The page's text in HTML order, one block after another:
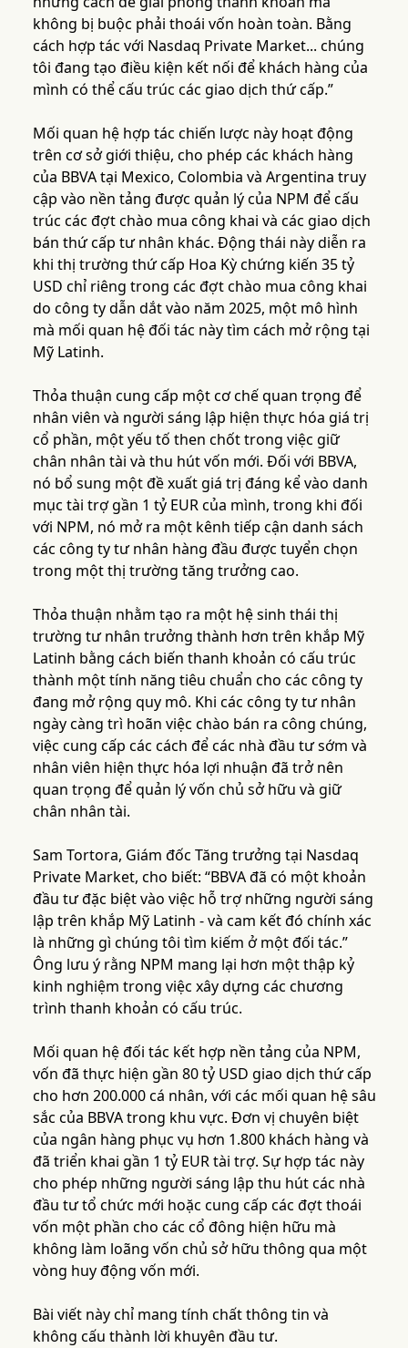
không bị buộc phải thoái vốn hoàn toàn. Bằng
cách hợp tác với Nasdaq Private Market... chúng
tôi đang tạo điều kiện kết nối để khách hàng của
mình có thể cấu trúc các giao dịch thứ cấp.”
Mối quan hệ hợp tác chiến lược này hoạt động
trên cơ sở giới thiệu, cho phép các khách hàng
của BBVA tại Mexico, Colombia và Argentina truy
cập vào nền tảng được quản lý của NPM để cấu
trúc các đợt chào mua công khai và các giao dịch
bán thứ cấp tư nhân khác. Động thái này diễn ra
khi thị trường thứ cấp Hoa Kỳ chứng kiến 35 tỷ
USD chỉ riêng trong các đợt chào mua công khai
do công ty dẫn dắt vào năm 2025, một mô hình
mà mối quan hệ đối tác này tìm cách mở rộng tại
Mỹ Latinh.
Thỏa thuận cung cấp một cơ chế quan trọng để
nhân viên và người sáng lập hiện thực hóa giá trị
cổ phần, một yếu tố then chốt trong việc giữ
chân nhân tài và thu hút vốn mới. Đối với BBVA,
nó bổ sung một đề xuất giá trị đáng kể vào danh
mục tài trợ gần 1 tỷ EUR của mình, trong khi đối
với NPM, nó mở ra một kênh tiếp cận danh sách
các công ty tư nhân hàng đầu được tuyển chọn
trong một thị trường tăng trưởng cao.
Thỏa thuận nhằm tạo ra một hệ sinh thái thị
trường tư nhân trưởng thành hơn trên khắp Mỹ
Latinh bằng cách biến thanh khoản có cấu trúc
thành một tính năng tiêu chuẩn cho các công ty
đang mở rộng quy mô. Khi các công ty tư nhân
ngày càng trì hoãn việc chào bán ra công chúng,
việc cung cấp các cách để các nhà đầu tư sớm và
nhân viên hiện thực hóa lợi nhuận đã trở nên
quan trọng để quản lý vốn chủ sở hữu và giữ
chân nhân tài.
Sam Tortora, Giám đốc Tăng trưởng tại Nasdaq
Private Market, cho biết: “BBVA đã có một khoản
đầu tư đặc biệt vào việc hỗ trợ những người sáng
lập trên khắp Mỹ Latinh - và cam kết đó chính xác
là những gì chúng tôi tìm kiếm ở một đối tác.”
Ông lưu ý rằng NPM mang lại hơn một thập kỷ
kinh nghiệm trong việc xây dựng các chương
trình thanh khoản có cấu trúc.
Mối quan hệ đối tác kết hợp nền tảng của NPM,
vốn đã thực hiện gần 80 tỷ USD giao dịch thứ cấp
cho hơn 200.000 cá nhân, với các mối quan hệ sâu
sắc của BBVA trong khu vực. Đơn vị chuyên biệt
của ngân hàng phục vụ hơn 1.800 khách hàng và
đã triển khai gần 1 tỷ EUR tài trợ. Sự hợp tác này
cho phép những người sáng lập thu hút các nhà
đầu tư tổ chức mới hoặc cung cấp các đợt thoái
vốn một phần cho các cổ đông hiện hữu mà
không làm loãng vốn chủ sở hữu thông qua một
vòng huy động vốn mới.
Bài viết này chỉ mang tính chất thông tin và
không cấu thành lời khuyên đầu tư.